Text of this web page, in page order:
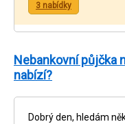
3 nabídky
Nebankovní půjčka
nabízí?
Dobrý den, hledám